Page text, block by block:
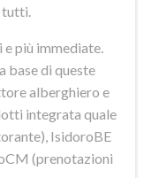
più immediate.
base di queste
alberghiero e
integrata quale
IsidoroBE
(prenotazioni